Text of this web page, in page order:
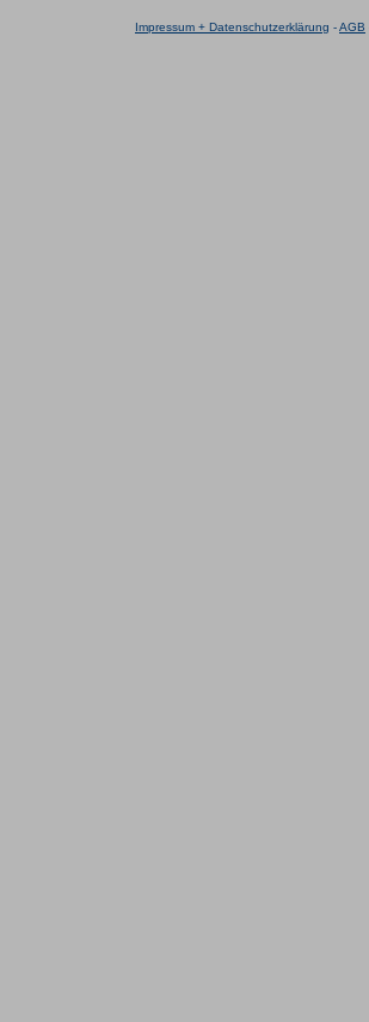
Impressum + Datenschutzerklärung -AGB